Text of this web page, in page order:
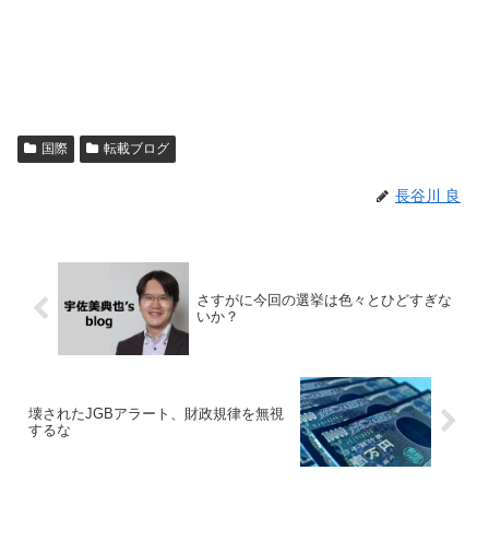
国際 転載ブログ
長谷川 良
さすがに今回の選挙は色々とひどすぎな
いか？
壊されたJGBアラート、財政規律を無視
するな